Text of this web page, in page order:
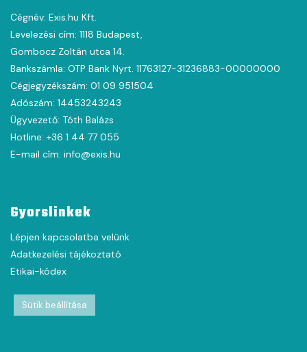
Cégnév: Exis.hu Kft.
Levelezési cím: 1118 Budapest,
Gombocz Zoltán utca 14.
Bankszámla: OTP Bank Nyrt. 11763127-31236883-00000000
Cégjegyzékszám: 01 09 951504
Adószám: 14453243243
Ügyvezető: Tóth Balázs
Hotline: +36 1 44 77 055
E-mail cím: info@exis.hu
Gyorslinkek
Lépjen kapcsolatba velünk
Adatkezelési tájékoztató
Etikai-kódex
Sütik beállítása